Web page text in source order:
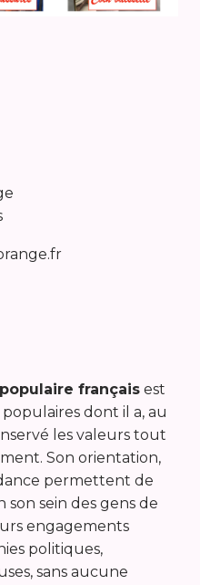
français est
dont il a, au
les valeurs tout
Son orientation,
permettent de
son sein des gens de
engagements
politiques,
sans aucune